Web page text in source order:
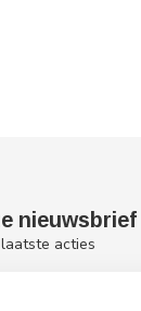
nieuwsbrief
acties